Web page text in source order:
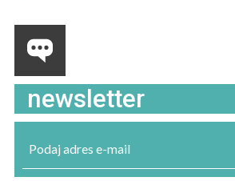
newsletter